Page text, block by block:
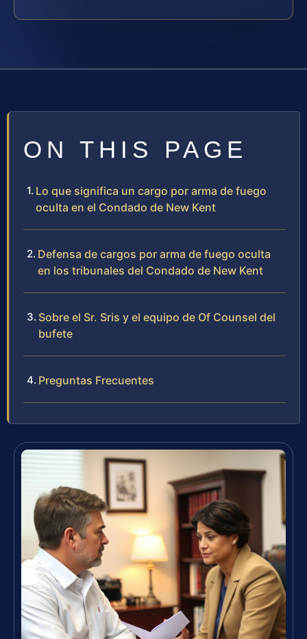
ON THIS PAGE
Lo que significa un cargo por arma de fuego
oculta en el Condado de New Kent
Defensa de cargos por arma de fuego oculta
en los tribunales del Condado de New Kent
Sobre el Sr. Sris y el equipo de Of Counsel del
bufete
Preguntas Frecuentes